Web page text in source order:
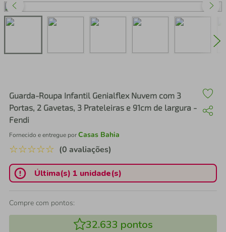
Guarda-Roupa Infantil Genialflex Nuvem com 3
Portas, 2 Gavetas, 3 Prateleiras e 91cm de largura -
Fendi
Fornecido e entregue porCasas Bahia
☆☆☆☆☆ (0 avaliações)
Última(s) 1 unidade(s)
Compre com pontos:
32.633 pontos
3º perfume